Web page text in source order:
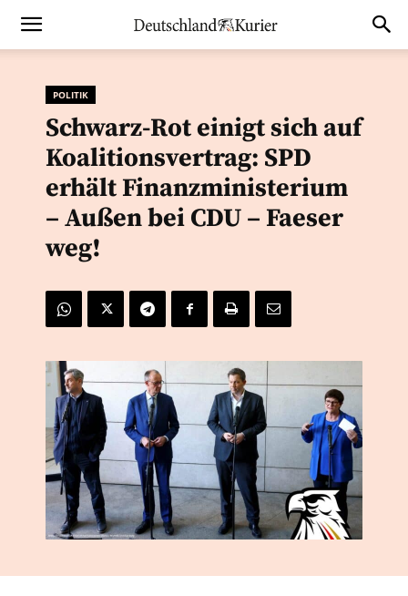
POLITIK
Schwarz-Rot einigt sich auf
Koalitionsvertrag: SPD
erhält Finanzministerium
– Außen bei CDU – Faeser
weg!